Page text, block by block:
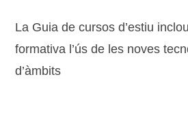
La Guia de cursos d’estiu
formativa l’ús de les noves
d’àmbits